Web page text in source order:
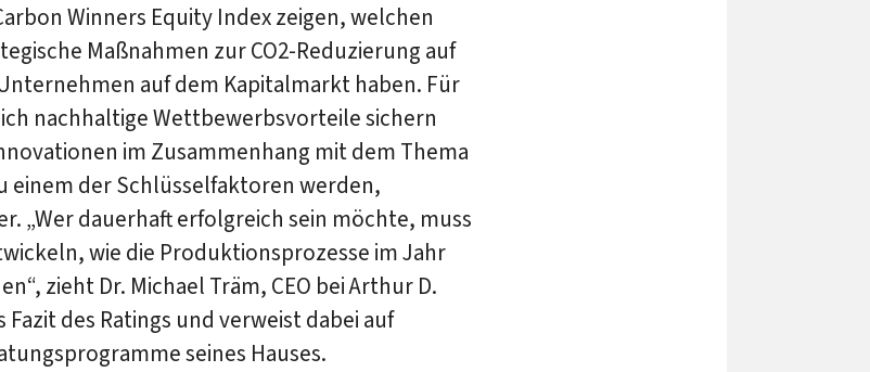
Winners Equity Index zeigen, welchen
Maßnahmen zur CO2-Reduzierung auf
auf dem Kapitalmarkt haben. Für
nachhaltige Wettbewerbsvorteile sichern
im Zusammenhang mit dem Thema
einem der Schlüsselfaktoren werden,
„Wer dauerhaft erfolgreich sein möchte, muss
wie die Produktionsprozesse im Jahr
zieht Dr. Michael Träm, CEO bei Arthur D.
des Ratings und verweist dabei auf
seines Hauses.